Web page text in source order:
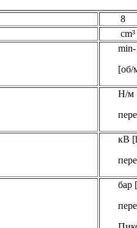
8
min-
[об/
Н/м
кВ
бар